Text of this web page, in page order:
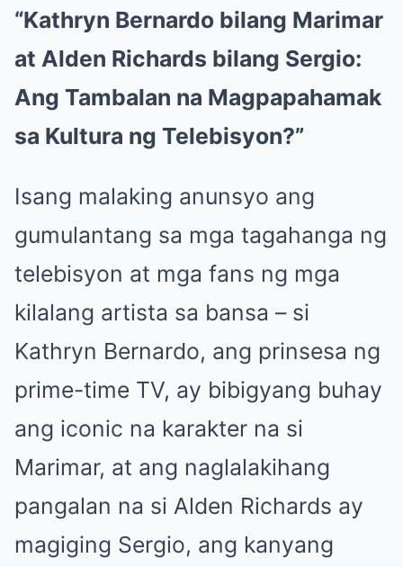
“Kathryn Bernardo bilang Marimar
at Alden Richards bilang Sergio:
Ang Tambalan na Magpapahamak
sa Kultura ng Telebisyon?”
Isang malaking anunsyo ang
gumulantang sa mga tagahanga ng
telebisyon at mga fans ng mga
kilalang artista sa bansa – si
Kathryn Bernardo, ang prinsesa ng
prime-time TV, ay bibigyang buhay
ang iconic na karakter na si
Marimar, at ang naglalakihang
pangalan na si Alden Richards ay
magiging Sergio, ang kanyang